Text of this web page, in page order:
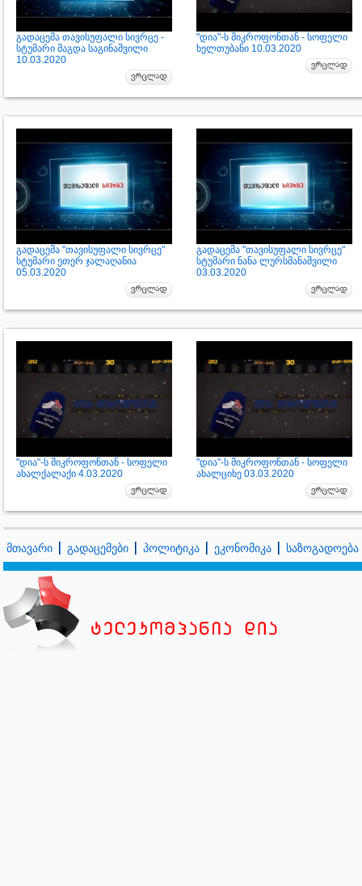
გადაცემა თავისუფალი სივრცე -
სტუმარი მაგდა საგინაშვილი
10.03.2020
"დია"-ს მიკროფონთან - სოფელი
ხელთუბანი 10.03.2020
გადაცემა "თავისუფალი სივრცე"
სტუმარი ეთერ ჯალაღანია
05.03.2020
გადაცემა "თავისუფალი სივრცე"
სტუმარი ნანა ლურსმანაშვილი
03.03.2020
"დია"-ს მიკროფონთან - სოფელი
ახალქალაქი 4.03.2020
"დია"-ს მიკროფონთან - სოფელი
ახალციხე 03.03.2020
მთავარი გადაცემები პოლიტიკა ეკონომიკა საზოგადოება